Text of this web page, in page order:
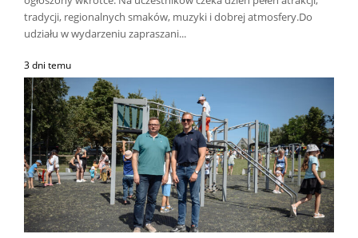
tradycji, regionalnych smaków, muzyki i dobrej atmosfery.Do
udziału w wydarzeniu zapraszani...
3 dni temu